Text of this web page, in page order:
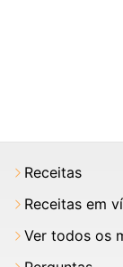
Receitas
Receitas em
Ver todos os